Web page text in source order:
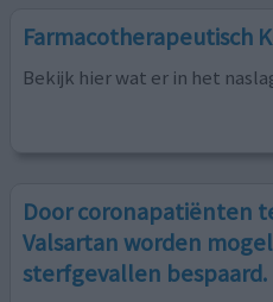
Farmacotherapeutisch
Bekijk hier wat er in het
Door coronapatiënten
Valsartan worden
sterfgevallen bespaard.